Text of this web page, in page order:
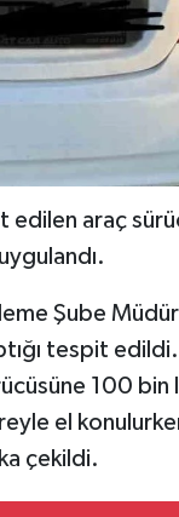
edilen araç
Şube
tespit
100 bin
el
çekildi.